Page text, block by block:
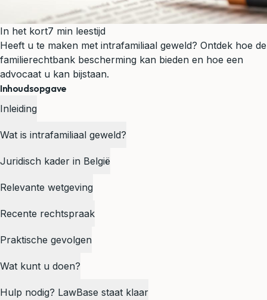
In het kort7 min leestijd
Heeft u te maken met intrafamiliaal geweld? Ontdek hoe de
familierechtbank bescherming kan bieden en hoe een
advocaat u kan bijstaan.
Inhoudsopgave
Inleiding
Wat is intrafamiliaal geweld?
Juridisch kader in België
Relevante wetgeving
Recente rechtspraak
Praktische gevolgen
Wat kunt u doen?
Hulp nodig? LawBase staat klaar